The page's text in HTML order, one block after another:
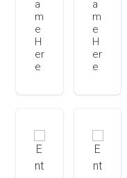
a
m
e
H
er
e
a
m
e
H
er
e